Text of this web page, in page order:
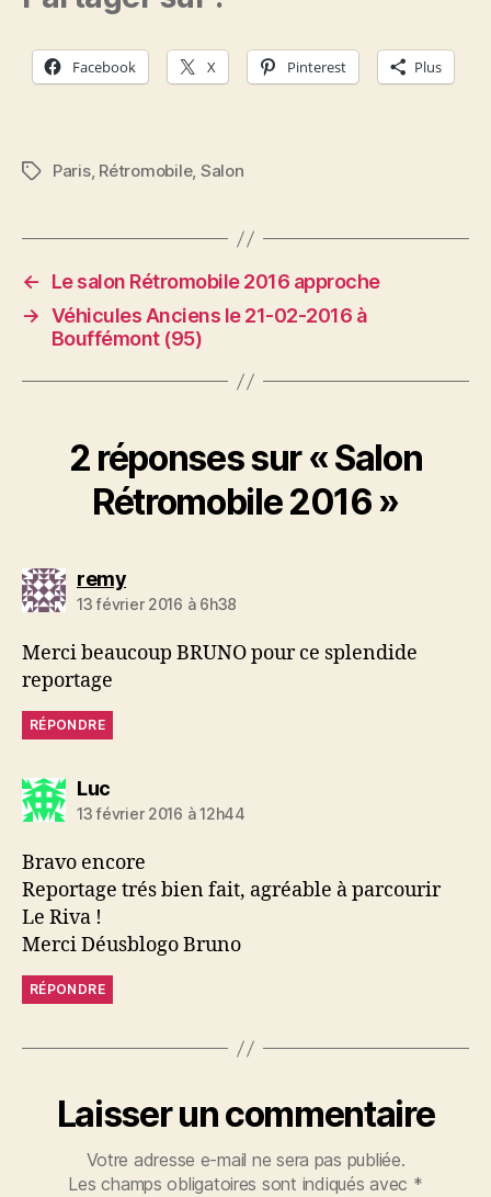
Facebook X Pinterest Plus
Étiquettes
Paris, Rétromobile, Salon
←
Le salon Rétromobile 2016 approche
→ Véhicules Anciens le 21-02-2016 à
Bouffémont (95)
2 réponses sur « Salon
Rétromobile 2016 »
remydit :
13 février 2016 à 6h38
Merci beaucoup BRUNO pour ce splendide
reportage
RÉPONDRE
Lucdit :
13 février 2016 à 12h44
Bravo encore
Reportage trés bien fait, agréable à parcourir
Le Riva !
Merci Déusblogo Bruno
RÉPONDRE
Laisser un commentaire
Votre adresse e-mail ne sera pas publiée.
Les champs obligatoires sont indiqués avec *